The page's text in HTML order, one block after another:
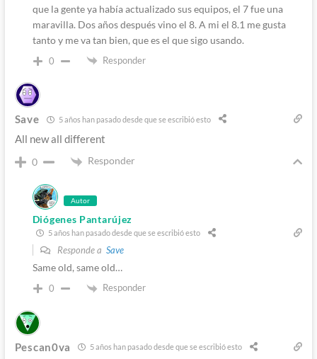
que la gente ya había actualizado sus equipos, el 7 fue una
maravilla. Dos años después vino el 8. A mi el 8.1 me gusta
tanto y me va tan bien, que es el que sigo usando.
0 Responder
Save 5 años han pasado desde que se escribió esto
All new all different
0 Responder
Autor
Diógenes Pantarújez
5 años han pasado desde que se escribió esto
Responde a Save
Same old, same old…
0 Responder
Pescan0va 5 años han pasado desde que se escribió esto